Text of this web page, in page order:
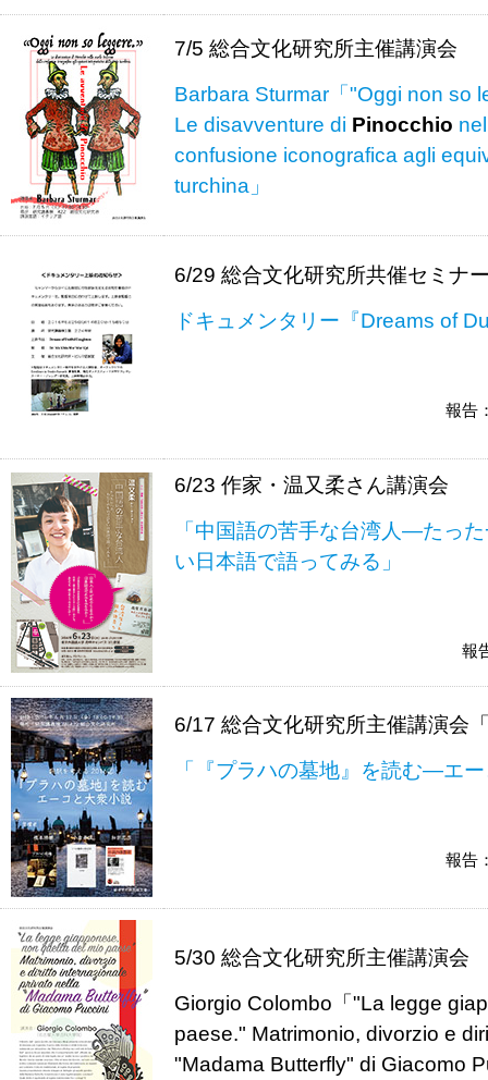
7/5 総合文化研究所主催講演会
Barbara Sturmar「"Oggi non so
Le disavventure di Pinocchio
confusione iconografica agli
turchina」
6/29 総合文化研究所共催セミナ
ドキュメンタリー『Dreams of
報告
6/23 作家・温又柔さん講演会
「中国語の苦手な台湾人―たっ
い日本語で語ってみる」
報
6/17 総合文化研究所主催講演会
「『プラハの墓地』を読む―エ
報告
5/30 総合文化研究所主催講演会
Giorgio Colombo「"La legge
paese." Matrimonio, divorzio e
"Madama Butterfly" di Giacomo